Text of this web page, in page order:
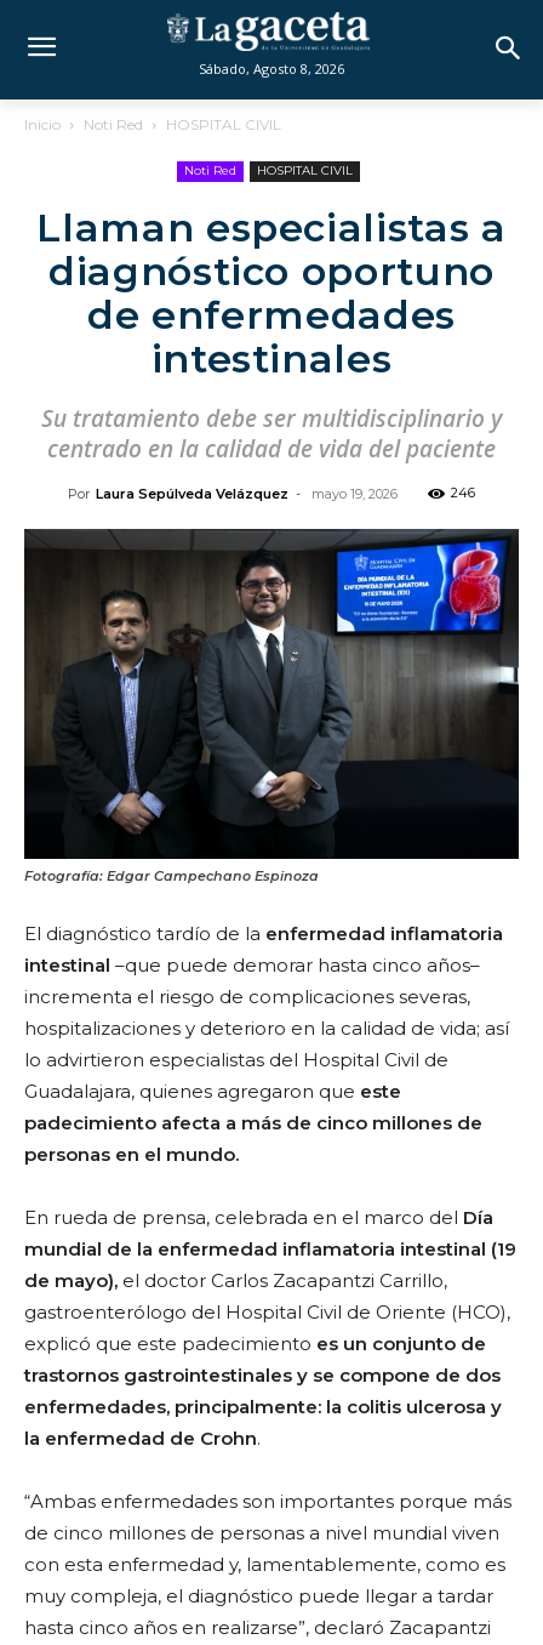
Sábado, Agosto 8, 2026
Inicio Noti Red HOSPITAL CIVIL
Noti Red HOSPITAL CIVIL
Llaman especialistas a
diagnóstico oportuno
de enfermedades
intestinales
Su tratamiento debe ser multidisciplinario y
centrado en la calidad de vida del paciente
Por Laura Sepúlveda Velázquez - mayo 19, 2026 246
Fotografía: Edgar Campechano Espinoza
El diagnóstico tardío de la enfermedad inflamatoria
intestinal –que puede demorar hasta cinco años–
incrementa el riesgo de complicaciones severas,
hospitalizaciones y deterioro en la calidad de vida; así
lo advirtieron especialistas del Hospital Civil de
Guadalajara, quienes agregaron que este
padecimiento afecta a más de cinco millones de
personas en el mundo.
En rueda de prensa, celebrada en el marco del Día
mundial de la enfermedad inflamatoria intestinal (19
de mayo), el doctor Carlos Zacapantzi Carrillo,
gastroenterólogo del Hospital Civil de Oriente (HCO),
explicó que este padecimiento es un conjunto de
trastornos gastrointestinales y se compone de dos
enfermedades, principalmente: la colitis ulcerosa y
la enfermedad de Crohn.
“Ambas enfermedades son importantes porque más
de cinco millones de personas a nivel mundial viven
con esta enfermedad y, lamentablemente, como es
muy compleja, el diagnóstico puede llegar a tardar
hasta cinco años en realizarse”, declaró Zacapantzi